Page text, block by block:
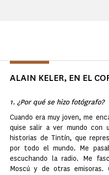
ALAIN KELER, EN EL
1. ¿Por qué se hizo fotógrafo?
Cuando era muy joven, me
quise salir a ver mundo con
historias de Tintín, que
por todo el mundo. Me
escuchando la radio. Me
Moscú y de otras